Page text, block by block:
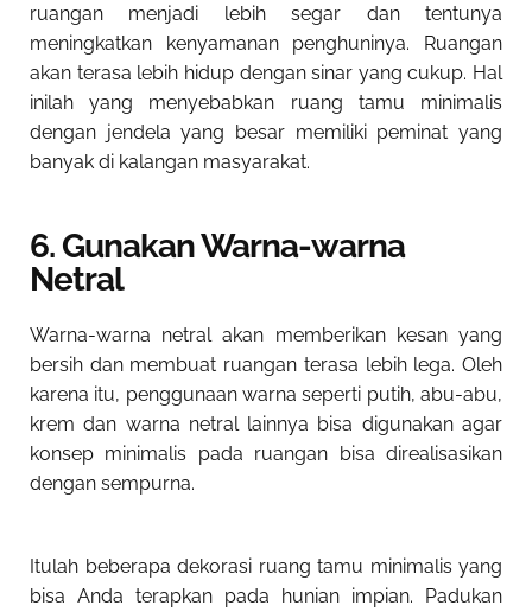
ruangan menjadi lebih segar dan tentunya
meningkatkan kenyamanan penghuninya. Ruangan
akan terasa lebih hidup dengan sinar yang cukup. Hal
inilah yang menyebabkan ruang tamu minimalis
dengan jendela yang besar memiliki peminat yang
banyak di kalangan masyarakat.
6. Gunakan Warna-warna
Netral
Warna-warna netral akan memberikan kesan yang
bersih dan membuat ruangan terasa lebih lega. Oleh
karena itu, penggunaan warna seperti putih, abu-abu,
krem dan warna netral lainnya bisa digunakan agar
konsep minimalis pada ruangan bisa direalisasikan
dengan sempurna.
Itulah beberapa dekorasi ruang tamu minimalis yang
bisa Anda terapkan pada hunian impian. Padukan